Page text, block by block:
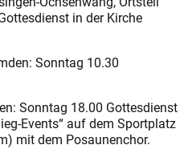
in der Kirche
Sonntag 10.30
Sonntag 18.00 Gottesdienst
Events“ auf dem Sportplatz
mit dem Posaunenchor.